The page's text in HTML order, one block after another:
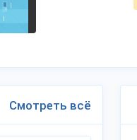
Смотреть всё